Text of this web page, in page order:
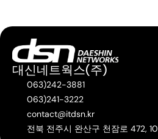
대신네트웍스(주)
063)242-3881
063)241-3222
contact@itdsn.kr
전북 전주시 완산구 천잠로 472,